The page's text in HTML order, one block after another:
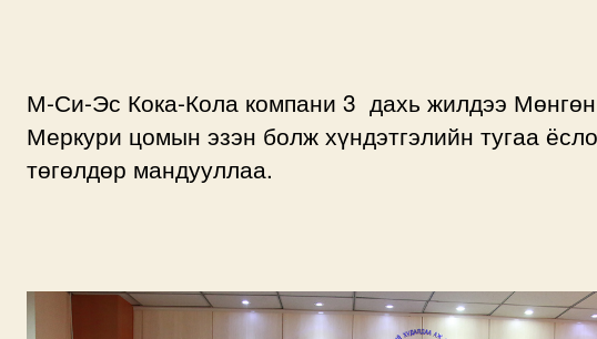
М-Си-Эс Кока-Кола компани 3 дахь жилдээ Мөнгөн
Меркури цомын эзэн болж хүндэтгэлийн тугаа
төгөлдөр мандууллаа.